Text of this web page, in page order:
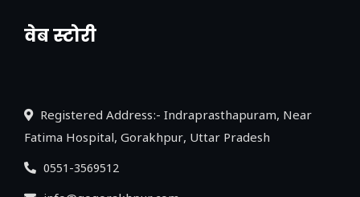
वेब स्टोरी
नया एक्सप्रेसवे: पूर्वांचल का लक, डेवलपमेंट का
Registered Address:- Indraprasthapuram, Near
Fatima Hospital, Gorakhpur, Uttar Pradesh
0551-3569512